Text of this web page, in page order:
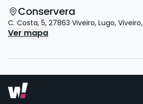
Conservera
C. Costa, 5, 27863 Viveiro, Lugo, Viveiro,
Ver mapa